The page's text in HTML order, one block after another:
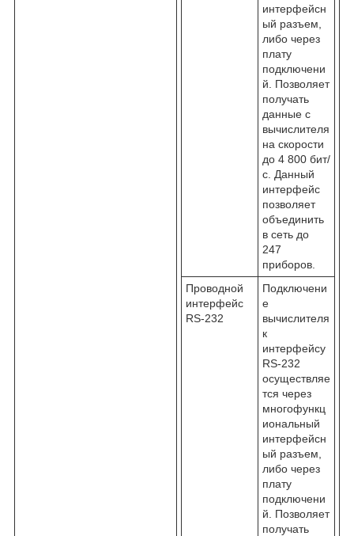
интерфейсн
ый разъем,
либо через
плату
подключени
й. Позволяет
получать
данные с
вычислителя
на скорости
до 4 800 бит/
с. Данный
интерфейс
позволяет
объединить
в сеть до
247
приборов.
Проводной
интерфейс
RS-232
Подключени
е
вычислителя
к
интерфейсу
RS-232
осуществляе
тся через
многофункц
иональный
интерфейсн
ый разъем,
либо через
плату
подключени
й. Позволяет
получать